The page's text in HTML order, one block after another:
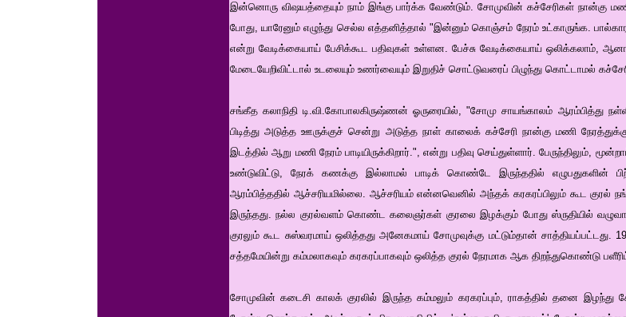
இன்னொரு விஷயத்தையும் நாம் இங்கு பார்க்க வேண்டும். சோமுவின் கச்சேரிகள் நான்கு
போது, யாரேனும் எழுந்து செல்ல எத்தனித்தால் "இன்னும் கொஞ்சம் நேரம் உட்காருங்க.
என்று வேடிக்கையாய் பேசிக்கூட பதிவுகள் உள்ளன. பேச்சு வேடிக்கையாய் ஒலிக்கலாம்,
மேடையேறிவிட்டால் உடலையும் உணர்வையும் இறுதிச் சொட்டுவரைப் பிழுந்து கொட்டாமல்
சங்கீத கலாநிதி டி.வி.கோபாலகிருஷ்ணன் ஓருரையில், "சோமு சாயங்காலம் ஆரம்பித்து
பிடித்து அடுத்த ஊருக்குச் சென்று அடுத்த நாள் காலைக் கச்சேரி நான்கு மணி
இடத்தில் ஆறு மணி நேரம் பாடியிருக்கிறார்.", என்று பதிவு செய்துள்ளார். பேருந்திலும்,
உண்டுவிட்டு, நேரக் கணக்கு இல்லாமல் பாடிக் கொண்டே இருந்ததில் எழுபதுகளின்
ஆரம்பித்ததில் ஆச்சரியமில்லை. ஆச்சரியம் என்னவெனில் அந்தக் கரகரப்பிலும் கூட குரல்
இருந்தது. நல்ல குரல்வளம் கொண்ட கலைஞர்கள் குரலை இழக்கும் போது ஸ்ருதியில்
குரலும் கூட சுஸ்வரமாய் ஒலித்தது அனேகமாய் சோமுவுக்கு மட்டும்தான் சாத்தியப்பட்டது.
சத்தமேயின்று கம்மலாகவும் கரகரப்பாகவும் ஒலித்த குரல் நேரமாக ஆக திறந்துகொண்டு
சோமுவின் கடைசி காலக் குரலில் இருந்த கம்மலும் கரகரப்பும், ராகத்தில் தனை இழந்து